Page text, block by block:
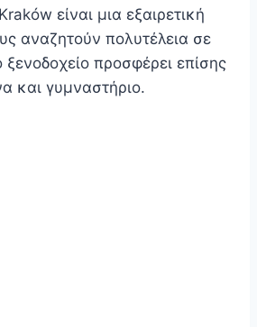
είναι μια εξαιρετική
αναζητούν πολυτέλεια σε
ξενοδοχείο προσφέρει επίσης
και γυμναστήριο.